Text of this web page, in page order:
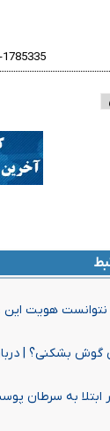
نتوانست هویت
گوش بشکنی؟ |
ابتلا به سرطان